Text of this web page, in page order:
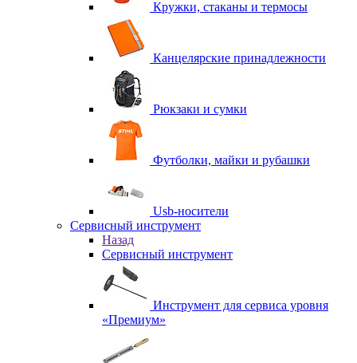
Кружки, стаканы и термосы
Канцелярские принадлежности
Рюкзаки и сумки
Футболки, майки и рубашки
Usb-носители
Сервисный инструмент
Назад
Сервисный инструмент
Инструмент для сервиса уровня
«Премиум»